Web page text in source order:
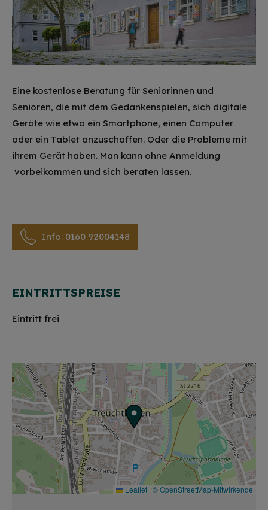
Eine kostenlose Beratung für Seniorinnen und
Senioren, die mit dem Gedankenspielen, sich digitale
Geräte wie etwa ein Smartphone, einen Computer
oder ein Tablet anzuschaffen. Oder die Probleme mit
ihrem Gerät haben. Man kann ohne Anmeldung
vorbeikommen und sich beraten lassen.
Info: 0160 92004148
EINTRITTSPREISE
Eintritt frei
Leaflet | © OpenStreetMap-Mitwirkende